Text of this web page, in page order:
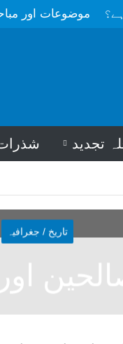
موضوعات اور
تجدید
تاریخ / جغرافیہ